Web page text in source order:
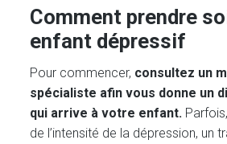
Comment prendre
enfant dépressif
Pour commencer, consultez un
spécialiste afin vous donne un
qui arrive à votre enfant.
de l’intensité de la dépression, un